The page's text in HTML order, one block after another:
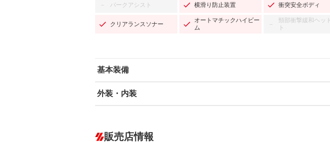
－ パークアシスト 横滑り防止装置 衝突安全ボディ
クリアランスソナー
オートマチックハイビー
ム
－
頸部衝撃緩和ヘッ
ト
基本装備
エアバッグ：運転席/助手席/サイド
－ ダウンヒルアシストコントロール
外装・内装
オーディオ：CDまたはCDチェンジャー／ミュージック
販売店情報